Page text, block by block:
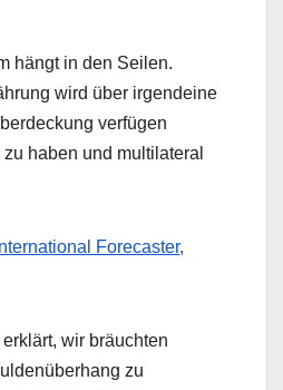
hängt in den Seilen.
wird über irgendeine
verfügen
haben und multilateral
Forecaster,
wir bräuchten
zu